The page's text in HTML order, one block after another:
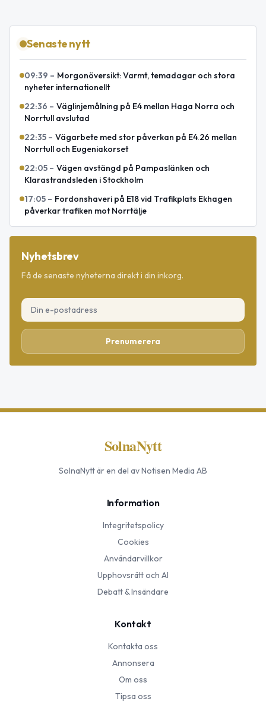
Senaste nytt
09:39 – Morgonöversikt: Varmt, temadagar och stora
nyheter internationellt
22:36 – Väglinjemålning på E4 mellan Haga Norra och
Norrtull avslutad
22:35 – Vägarbete med stor påverkan på E4.26 mellan
Norrtull och Eugeniakorset
22:05 – Vägen avstängd på Pampaslänken och
Klarastrandsleden i Stockholm
17:05 – Fordonshaveri på E18 vid Trafikplats Ekhagen
påverkar trafiken mot Norrtälje
Nyhetsbrev
Få de senaste nyheterna direkt i din inkorg.
Prenumerera
SolnaNytt
SolnaNyttär en del av Notisen Media AB
Information
Integritetspolicy
Cookies
Användarvillkor
Upphovsrätt och AI
Debatt & Insändare
Kontakt
Kontakta oss
Annonsera
Om oss
Tipsa oss